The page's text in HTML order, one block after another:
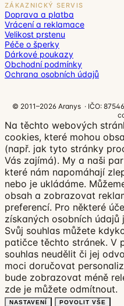
ZÁKAZNICKÝ SERVIS
Doprava a platba
Vrácení a reklamace
Velikost prstenu
Péče o šperky
Dárkové poukazy
Obchodní podmínky
Ochrana osobních údajů
© 2011–2026 Aranys · IČO:
Na těchto webových
cookies, které mohou
(např. jak tyto stránky
Vás zajímá). My a naši
které nám napomáhají
nebo je ukládáme.
obsah a zobrazovat
preferencí. Pro některé
získaných osobních údajů
Svůj souhlas můžete
patičce těchto stránek. V
souhlas neudělit či jej
moci doručovat
bude zobrazovat méně
zde je můžete odmítnout.
NASTAVENÍ POVOLIT VŠE